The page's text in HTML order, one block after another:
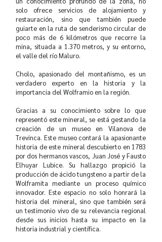
solo ofrece servicios de alojamiento y
restauración, sino que también puede
guiarte en la ruta de senderismo circular de
poco más de 6 kilómetros que recorre la
mina, situada a 1.370 metros, y su entorno,
el valle del río Maluro.
Cholo, apasionado del montañismo, es un
verdadero experto en la historia y la
importancia del Wolframio en la región.
Gracias a su conocimiento sobre lo que
representó este mineral, se está gestando la
creación de un museo en Vilanova de
Trevinca. Este museo contará la apasionante
historia de este mineral descubierto en 1783
por dos hermanos vascos, Juan José y Fausto
Elhuyar Lubice. Su hallazgo propició la
producción de ácido tungsteno a partir de la
Wolframita mediante un proceso químico
innovador. Este espacio no solo honrará la
historia del mineral, sino que también será
un testimonio vivo de su relevancia regional
desde sus inicios hasta su impacto en la
historia industrial y científica.